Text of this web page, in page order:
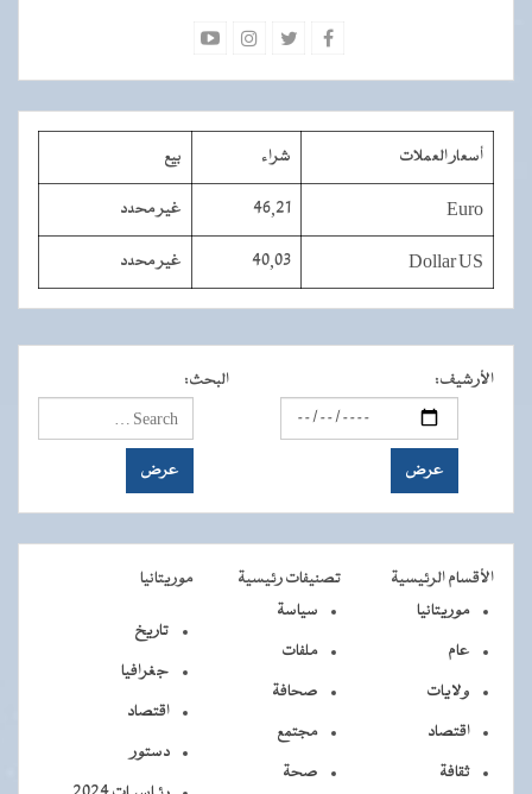
أسعار العملات شراء بيع
Euro
46,21 غير محدد
Dollar US
40,03 غير محدد
الأرشيف: البحث:
الأقسام الرئيسية تصنيفات رئيسية
موريتانيا
موريتانيا
عام
ولايات
اقتصاد
ثقافة
سياسة
ملفات
صحافة
مجتمع
صحة
تاريخ
جغرافيا
اقتصاد
دستور